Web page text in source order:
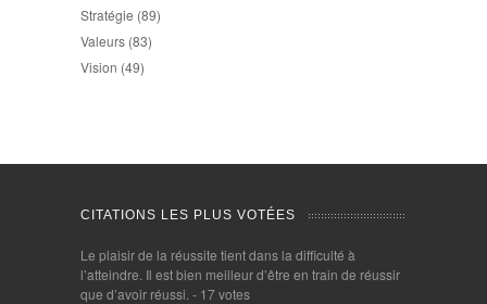
Stratégie (89)
Valeurs (83)
Vision (49)
CITATIONS LES PLUS VOTÉES
Le plaisir de la réussite tient dans la difficulté à
l’atteindre. Il est bien meilleur d’être en train de réussir
que d’avoir réussi. - 17 votes